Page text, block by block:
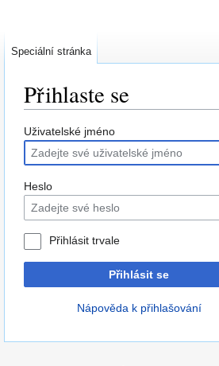
Přihlaste se
Skočit
na
navigaci
Skočit
na
vyhledávání
Uživatelské jméno
Heslo
Přihlásit trvale
Přihlásit se
Nápověda k přihlašování
Speciální stránka